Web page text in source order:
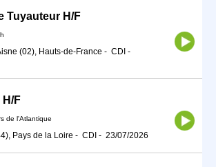
Tuyauteur H/F
(02), Hauts-de-France - CDI -
F
de l'Atlantique
Pays de la Loire - CDI - 23/07/2026